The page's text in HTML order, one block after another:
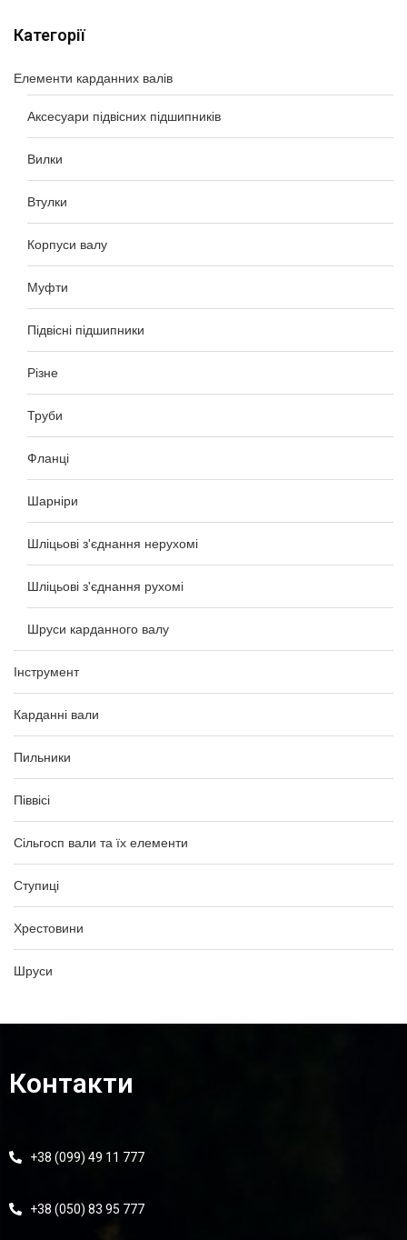
Категорії
Елементи карданних валів
Аксесуари підвісних підшипників
Вилки
Втулки
Корпуси валу
Муфти
Підвісні підшипники
Різне
Труби
Фланці
Шарніри
Шліцьові з'єднання нерухомі
Шліцьові з'єднання рухомі
Шруси карданного валу
Інструмент
Карданні вали
Пильники
Піввісі
Сільгосп вали та їх елементи
Ступиці
Хрестовини
Шруси
Контакти
+38 (099) 49 11 777
+38 (050) 83 95 777